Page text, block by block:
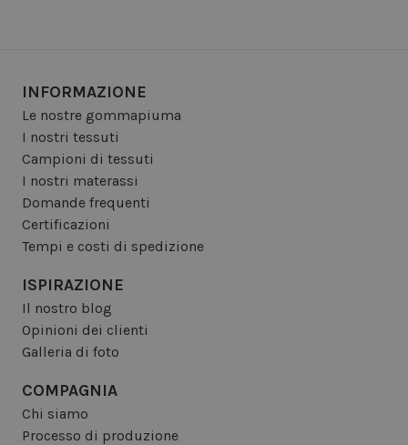
INFORMAZIONE
Le nostre gommapiuma
I nostri tessuti
Campioni di tessuti
I nostri materassi
Domande frequenti
Certificazioni
Tempi e costi di spedizione
ISPIRAZIONE
Il nostro blog
Opinioni dei clienti
Galleria di foto
COMPAGNIA
Chi siamo
Processo di produzione